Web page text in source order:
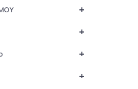
+
+
+
+